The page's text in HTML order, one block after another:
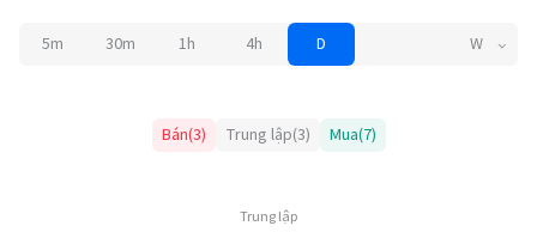
5m 30m 1h 4h D W
Bán(3) Trung lập(3) Mua(7)
Trung lập